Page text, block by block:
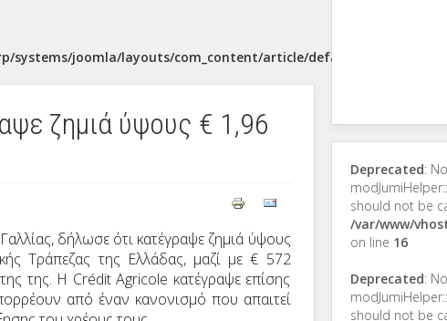
systems/joomla/layouts/com_content/article/default.php
ζημιά ύψους € 1,96
δήλωσε ότι κατέγραψε ζημιά ύψους
Τράπεζας της Ελλάδας, μαζί με € 572
της. Η Crédit Agricole κατέγραψε επίσης
από έναν κανονισμό που απαιτεί
Deprecated:
should not be
/var/www/
on line 16
Deprecated:
should not be